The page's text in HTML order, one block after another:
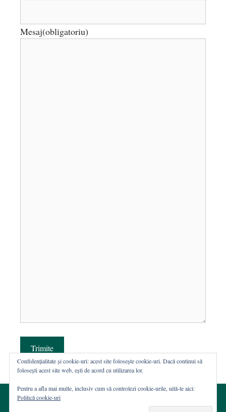
Mesaj(obligatoriu)
Trimite
Confidențialitate și cookie-uri: acest site folosește cookie-uri. Dacă continui să
folosești acest site web, ești de acord cu utilizarea lor.
Pentru a afla mai multe, inclusiv cum să controlezi cookie-urile, uită-te aici:
Politică cookie-uri